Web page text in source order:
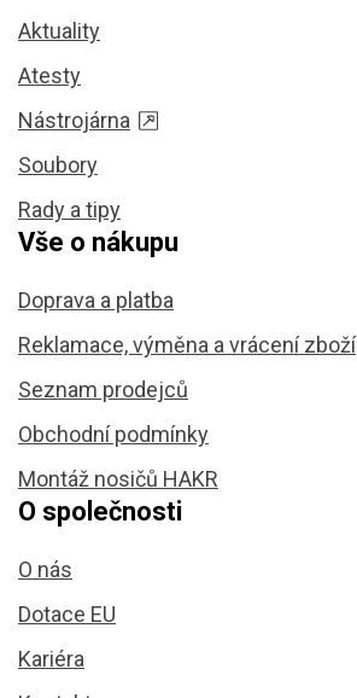
Aktuality
Atesty
Nástrojárna
Soubory
Rady a tipy
Vše o nákupu
Doprava a platba
Reklamace, výměna a vrácení zboží
Seznam prodejců
Obchodní podmínky
Montáž nosičů HAKR
O společnosti
O nás
Dotace EU
Kariéra